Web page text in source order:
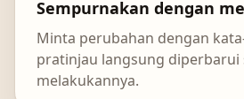
Sempurnakan dengan
Minta perubahan dengan
pratinjau langsung diperbarui
melakukannya.